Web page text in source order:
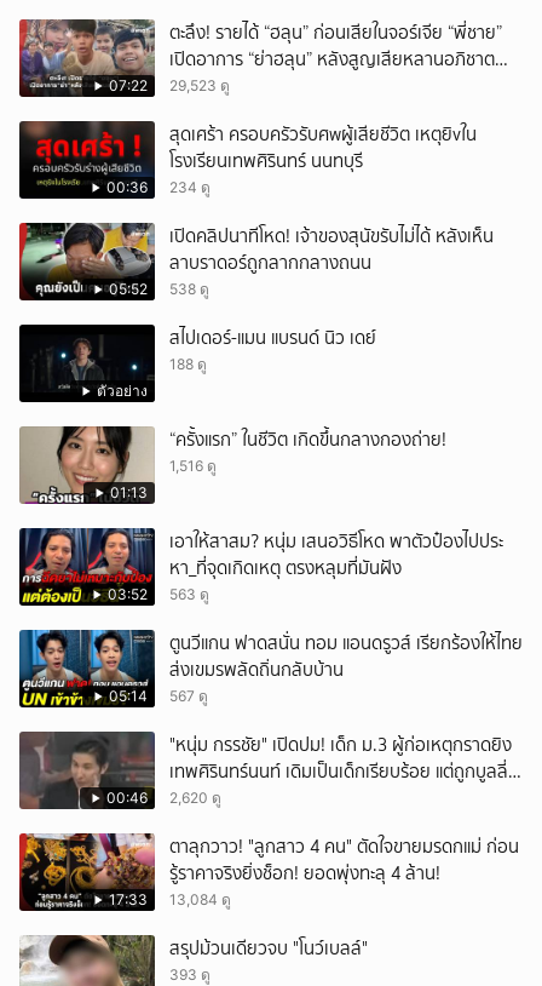
07:22
ตะลึง! รายได้ “ฮลุน” ก่อนเสียในจอร์เจีย “พี่ชาย”
เปิดอาการ “ย่าฮลุน” หลังสูญเสียหลานอภิชาต
บุตร!
29,523 ดู
00:36
สุดเศร้า ครอบครัวรับศwผู้เสียชีวิต เหตุยิvใน
โรงเรียนเทพศิรินทร์ นนทบุรี
234 ดู
05:52
เปิดคลิปนาทีโหด! เจ้าของสุนัขรับไม่ได้ หลังเห็น
ลาบราดอร์ถูกลากกลางถนน
538 ดู
ตัวอย่าง
สไปเดอร์-แมน แบรนด์ นิว เดย์
188 ดู
01:13
“ครั้งแรก” ในชีวิต เกิดขึ้นกลางกองถ่าย!
1,516 ดู
03:52
เอาให้สาสม? หนุ่ม เสนอวิธีโหด พาตัวป๋องไปประ
หา_ที่จุดเกิดเหตุ ตรงหลุมที่มันฝัง
563 ดู
05:14
ตูนวีแกน ฟาดสนั่น ทอม แอนดรูวส์ เรียกร้องให้ไทย
ส่งเขมรพลัดถิ่นกลับบ้าน
567 ดู
00:46
"หนุ่ม กรรชัย" เปิดปม! เด็ก ม.3 ผู้ก่อเหตุกราดยิง
เทพศิรินทร์นนท์ เดิมเป็นเด็กเรียบร้อย แต่ถูกบูลลี่
หนัก คาดแรงกดดันสะสมกลายเป็นแรงแค้น จนก่อ
2,620 ดู
17:33
ตาลุกวาว! "ลูกสาว 4 คน" ตัดใจขายมรดกแม่ ก่อน
รู้ราคาจริงยิ่งช็อก! ยอดพุ่งทะลุ 4 ล้าน!
13,084 ดู
สรุปม้วนเดียวจบ "โนว์เบลล์"
393 ดู